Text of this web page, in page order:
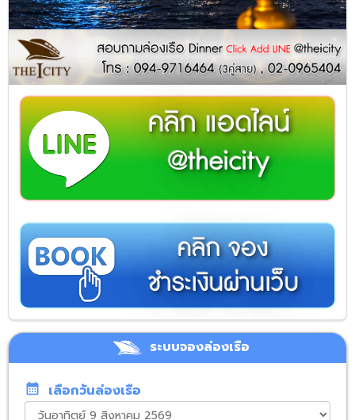
คลิก แอดไลน์
@theicity
คลิก จอง
ชำระเงินผ่านเว็บ
ระบบจองล่องเรือ
calendar_month เลือกวันล่องเรือ